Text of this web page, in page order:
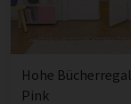
Hohe
Pink